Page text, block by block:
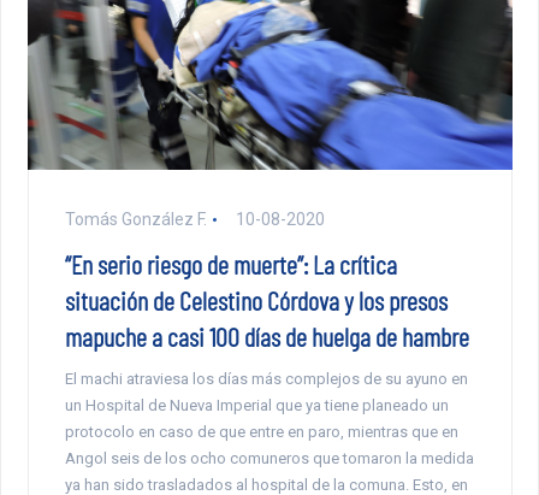
Tomás González F. 10-08-2020
“En serio riesgo de muerte”: La crítica
situación de Celestino Córdova y los presos
mapuche a casi 100 días de huelga de hambre
El machi atraviesa los días más complejos de su ayuno en
un Hospital de Nueva Imperial que ya tiene planeado un
protocolo en caso de que entre en paro, mientras que en
Angol seis de los ocho comuneros que tomaron la medida
ya han sido trasladados al hospital de la comuna. Esto, en